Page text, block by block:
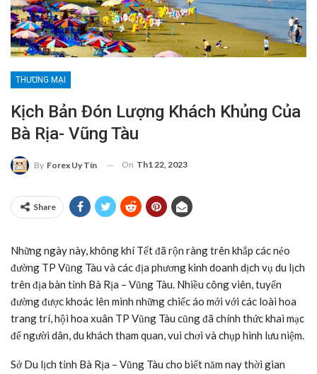
THƯƠNG MẠI
Kịch Bản Đón Lượng Khách Khủng Của
Bà Rịa- Vũng Tàu
By Forex Uy Tín On Th1 22, 2023
Share
Những ngày này, không khí Tết đã rộn ràng trên khắp các nẻo
đường TP Vũng Tàu và các địa phương kinh doanh dịch vụ du lịch
trên địa bàn tỉnh Bà Rịa – Vũng Tàu. Nhiều công viên, tuyến
đường được khoác lên mình những chiếc áo mới với các loài hoa
trang trí, hội hoa xuân TP Vũng Tàu cũng đã chính thức khai mạc
để người dân, du khách tham quan, vui chơi và chụp hình lưu niệm.
Sở Du lịch tỉnh Bà Rịa – Vũng Tàu cho biết năm nay thời gian